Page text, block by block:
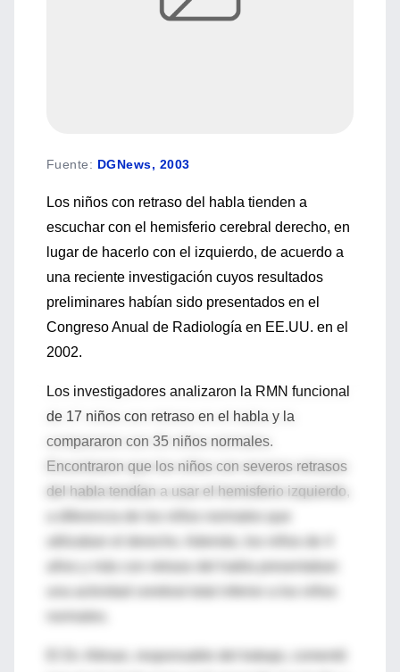
Fuente: DGNews, 2003
Los niños con retraso del habla tienden a
escuchar con el hemisferio cerebral derecho, en
lugar de hacerlo con el izquierdo, de acuerdo a
una reciente investigación cuyos resultados
preliminares habían sido presentados en el
Congreso Anual de Radiología en EE.UU. en el
2002.
Los investigadores analizaron la RMN funcional
de 17 niños con retraso en el habla y la
compararon con 35 niños normales.
Encontraron que los niños con severos retrasos
del habla tendían a usar el hemisferio izquierdo,